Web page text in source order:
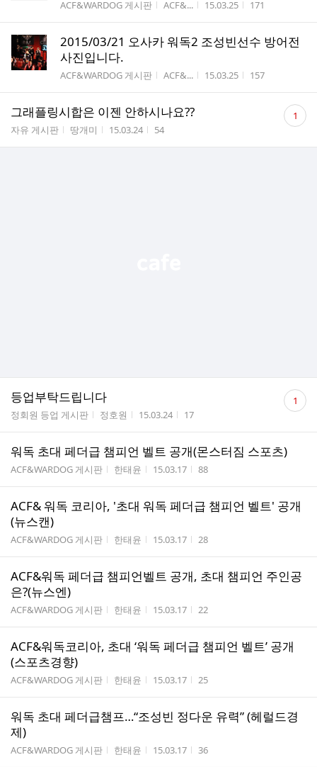
게시판명
ACF&WARDOG 게시판 작성자
ACF&... 작성시간
15.03.25 조회수
171
2015/03/21 오사카 워독2 조성빈선수 방어전
사진입니다.
게시판명
ACF&WARDOG 게시판 작성자
ACF&... 작성시간
15.03.25 조회수
157
그래플링시합은 이젠 안하시나요??
게시판명
자유 게시판 작성자
땅개미 작성시간
15.03.24 조회수
54
댓
글 1
등업부탁드립니다
게시판명
정회원 등업 게시판 작성자
정호원 작성시간
15.03.24 조회수
17
댓
글 1
워독 초대 페더급 챔피언 벨트 공개(몬스터짐 스포츠)
게시판명
ACF&WARDOG 게시판 작성자
한태윤 작성시간
15.03.17 조회수
88
ACF& 워독 코리아, '초대 워독 페더급 챔피언 벨트' 공개
(뉴스캔)
게시판명
ACF&WARDOG 게시판 작성자
한태윤 작성시간
15.03.17 조회수
28
ACF&워독 페더급 챔피언벨트 공개, 초대 챔피언 주인공
은?(뉴스엔)
게시판명
ACF&WARDOG 게시판 작성자
한태윤 작성시간
15.03.17 조회수
22
ACF&워독코리아, 초대 ‘워독 페더급 챔피언 벨트’ 공개
(스포츠경향)
게시판명
ACF&WARDOG 게시판 작성자
한태윤 작성시간
15.03.17 조회수
25
워독 초대 페더급챔프…“조성빈 정다운 유력” (헤럴드경
제)
게시판명
ACF&WARDOG 게시판 작성자
한태윤 작성시간
15.03.17 조회수
36